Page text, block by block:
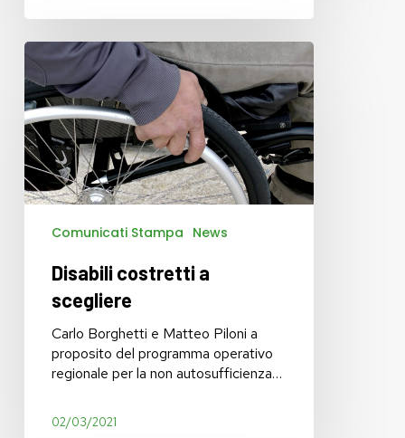
Disabili
costretti
a
scegliere
Comunicati Stampa News
Disabili costretti a
scegliere
Carlo Borghetti e Matteo Piloni a
proposito del programma operativo
regionale per la non autosufficienza…
02/03/2021